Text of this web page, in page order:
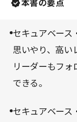
本書の要点
セキュアベース
思いやり、高い
リーダーもフ
できる。
セキュアベース